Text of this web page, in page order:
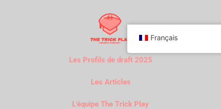
Les Profils de draft 2025
Les Articles
L'équipe The Trick Play
Français